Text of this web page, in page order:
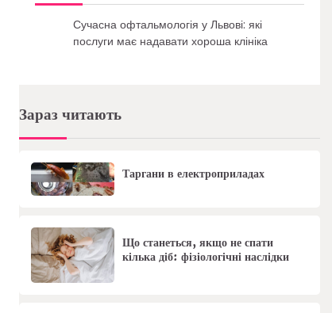
Сучасна офтальмологія у Львові: які
послуги має надавати хороша клініка
Зараз читають
Таргани в електроприладах
Що станеться, якщо не спати
кілька діб: фізіологічні наслідки